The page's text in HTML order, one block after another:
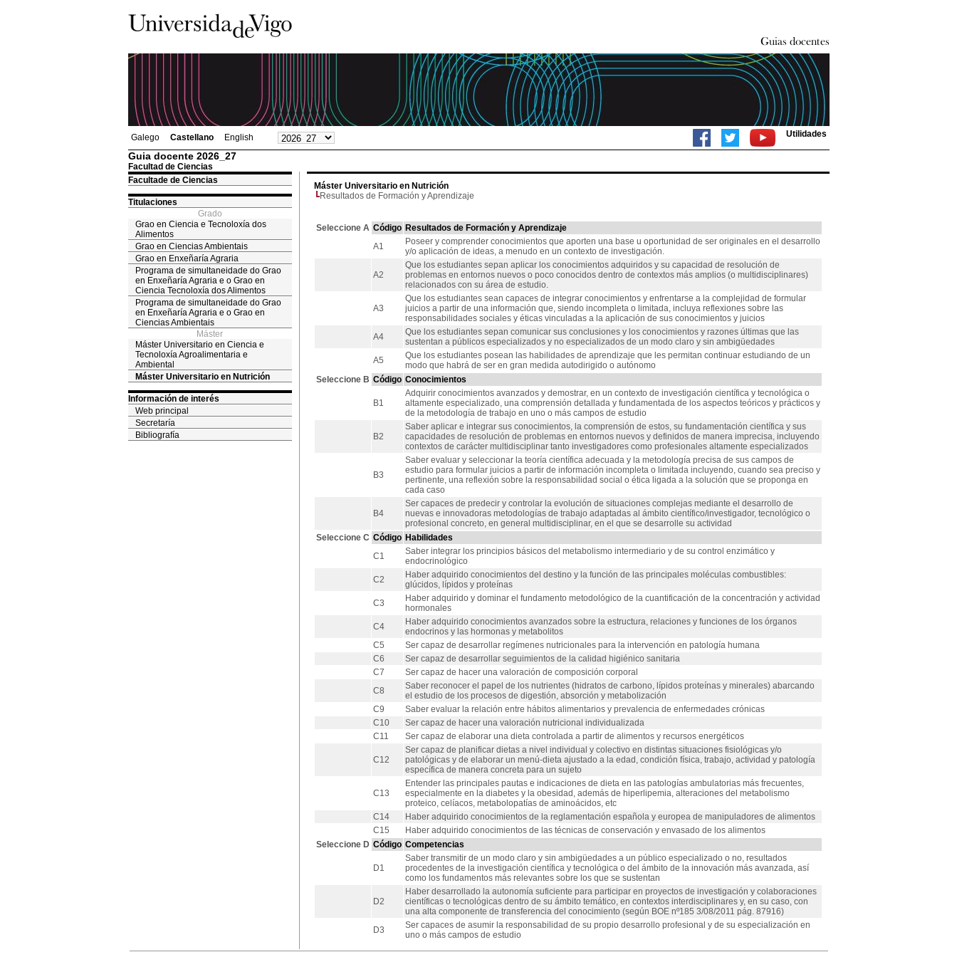
Galego Castellano English Utilidades
Guia docente 2026_27
Facultad de Ciencias
Facultade de Ciencias
Titulaciones
Grado
Grao en Ciencia e Tecnoloxía dos
Alimentos
Grao en Ciencias Ambientais
Grao en Enxeñaría Agraria
Programa de simultaneidade do Grao
en Enxeñaría Agraria e o Grao en
Ciencia Tecnoloxía dos Alimentos
Programa de simultaneidade do Grao
en Enxeñaría Agraria e o Grao en
Ciencias Ambientais
Máster
Máster Universitario en Ciencia e
Tecnoloxía Agroalimentaria e
Ambiental
Máster Universitario en Nutrición
Información de interés
Web principal
Secretaría
Bibliografía
Máster Universitario en Nutrición
Resultados de Formación y Aprendizaje
Seleccione A Código Resultados de Formación y Aprendizaje
A1
Poseer y comprender conocimientos que aporten una base u oportunidad de ser originales en el desarrollo
y/o aplicación de ideas, a menudo en un contexto de investigación.
A2
Que los estudiantes sepan aplicar los conocimientos adquiridos y su capacidad de resolución de
problemas en entornos nuevos o poco conocidos dentro de contextos más amplios (o multidisciplinares)
relacionados con su área de estudio.
A3
Que los estudiantes sean capaces de integrar conocimientos y enfrentarse a la complejidad de formular
juicios a partir de una información que, siendo incompleta o limitada, incluya reflexiones sobre las
responsabilidades sociales y éticas vinculadas a la aplicación de sus conocimientos y juicios
A4
Que los estudiantes sepan comunicar sus conclusiones y los conocimientos y razones últimas que las
sustentan a públicos especializados y no especializados de un modo claro y sin ambigüedades
A5
Que los estudiantes posean las habilidades de aprendizaje que les permitan continuar estudiando de un
modo que habrá de ser en gran medida autodirigido o autónomo
Seleccione B Código Conocimientos
B1
Adquirir conocimientos avanzados y demostrar, en un contexto de investigación científica y tecnológica o
altamente especializado, una comprensión detallada y fundamentada de los aspectos teóricos y prácticos y
de la metodología de trabajo en uno o más campos de estudio
B2
Saber aplicar e integrar sus conocimientos, la comprensión de estos, su fundamentación científica y sus
capacidades de resolución de problemas en entornos nuevos y definidos de manera imprecisa, incluyendo
contextos de carácter multidisciplinar tanto investigadores como profesionales altamente especializados
B3
Saber evaluar y seleccionar la teoría científica adecuada y la metodología precisa de sus campos de
estudio para formular juicios a partir de información incompleta o limitada incluyendo, cuando sea preciso y
pertinente, una reflexión sobre la responsabilidad social o ética ligada a la solución que se proponga en
cada caso
B4
Ser capaces de predecir y controlar la evolución de situaciones complejas mediante el desarrollo de
nuevas e innovadoras metodologías de trabajo adaptadas al ámbito científico/investigador, tecnológico o
profesional concreto, en general multidisciplinar, en el que se desarrolle su actividad
Seleccione C Código Habilidades
C1
Saber integrar los principios básicos del metabolismo intermediario y de su control enzimático y
endocrinológico
C2
Haber adquirido conocimientos del destino y la función de las principales moléculas combustibles:
glúcidos, lípidos y proteínas
C3
Haber adquirido y dominar el fundamento metodológico de la cuantificación de la concentración y actividad
hormonales
C4
Haber adquirido conocimientos avanzados sobre la estructura, relaciones y funciones de los órganos
endocrinos y las hormonas y metabolitos
C5
Ser capaz de desarrollar regímenes nutricionales para la intervención en patología humana
C6
Ser capaz de desarrollar seguimientos de la calidad higiénico sanitaria
C7
Ser capaz de hacer una valoración de composición corporal
C8
Saber reconocer el papel de los nutrientes (hidratos de carbono, lípidos proteínas y minerales) abarcando
el estudio de los procesos de digestión, absorción y metabolización
C9
Saber evaluar la relación entre hábitos alimentarios y prevalencia de enfermedades crónicas
C10
Ser capaz de hacer una valoración nutricional individualizada
C11
Ser capaz de elaborar una dieta controlada a partir de alimentos y recursos energéticos
C12
Ser capaz de planificar dietas a nivel individual y colectivo en distintas situaciones fisiológicas y/o
patológicas y de elaborar un menú-dieta ajustado a la edad, condición física, trabajo, actividad y patología
específica de manera concreta para un sujeto
C13
Entender las principales pautas e indicaciones de dieta en las patologías ambulatorias más frecuentes,
especialmente en la diabetes y la obesidad, además de hiperlipemia, alteraciones del metabolismo
proteico, celíacos, metabolopatías de aminoácidos, etc
C14
Haber adquirido conocimientos de la reglamentación española y europea de manipuladores de alimentos
C15
Haber adquirido conocimientos de las técnicas de conservación y envasado de los alimentos
Seleccione D Código Competencias
D1
Saber transmitir de un modo claro y sin ambigüedades a un público especializado o no, resultados
procedentes de la investigación científica y tecnológica o del ámbito de la innovación más avanzada, así
como los fundamentos más relevantes sobre los que se sustentan
D2
Haber desarrollado la autonomía suficiente para participar en proyectos de investigación y colaboraciones
científicas o tecnológicas dentro de su ámbito temático, en contextos interdisciplinares y, en su caso, con
una alta componente de transferencia del conocimiento (según BOE nº185 3/08/2011 pág. 87916)
D3
Ser capaces de asumir la responsabilidad de su propio desarrollo profesional y de su especialización en
uno o más campos de estudio